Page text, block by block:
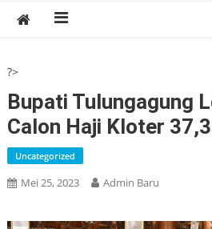
?>
Bupati Tulungagung
Calon Haji Kloter
Uncategorized
Mei 25, 2023 Admin Baru